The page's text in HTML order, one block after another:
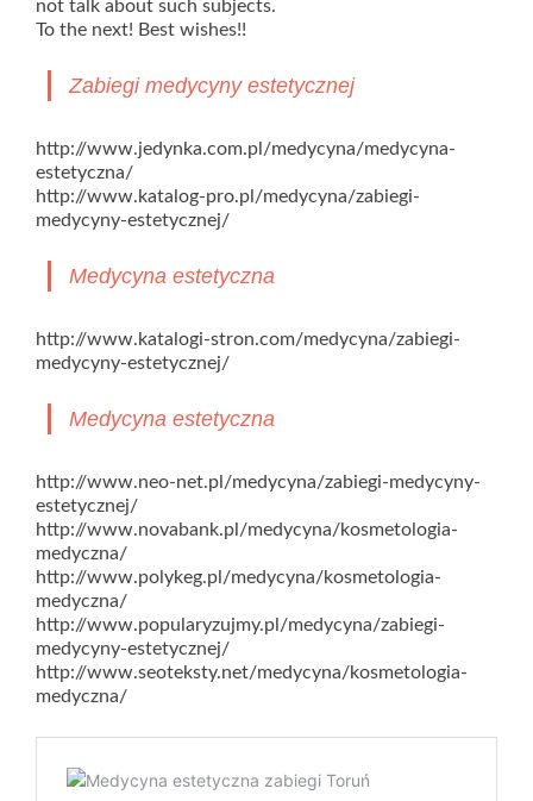
not talk about such subjects.
To the next! Best wishes!!
Zabiegi medycyny estetycznej
http://www.jedynka.com.pl/medycyna/medycyna-
estetyczna/
http://www.katalog-pro.pl/medycyna/zabiegi-
medycyny-estetycznej/
Medycyna estetyczna
http://www.katalogi-stron.com/medycyna/zabiegi-
medycyny-estetycznej/
Medycyna estetyczna
http://www.neo-net.pl/medycyna/zabiegi-medycyny-
estetycznej/
http://www.novabank.pl/medycyna/kosmetologia-
medyczna/
http://www.polykeg.pl/medycyna/kosmetologia-
medyczna/
http://www.popularyzujmy.pl/medycyna/zabiegi-
medycyny-estetycznej/
http://www.seoteksty.net/medycyna/kosmetologia-
medyczna/